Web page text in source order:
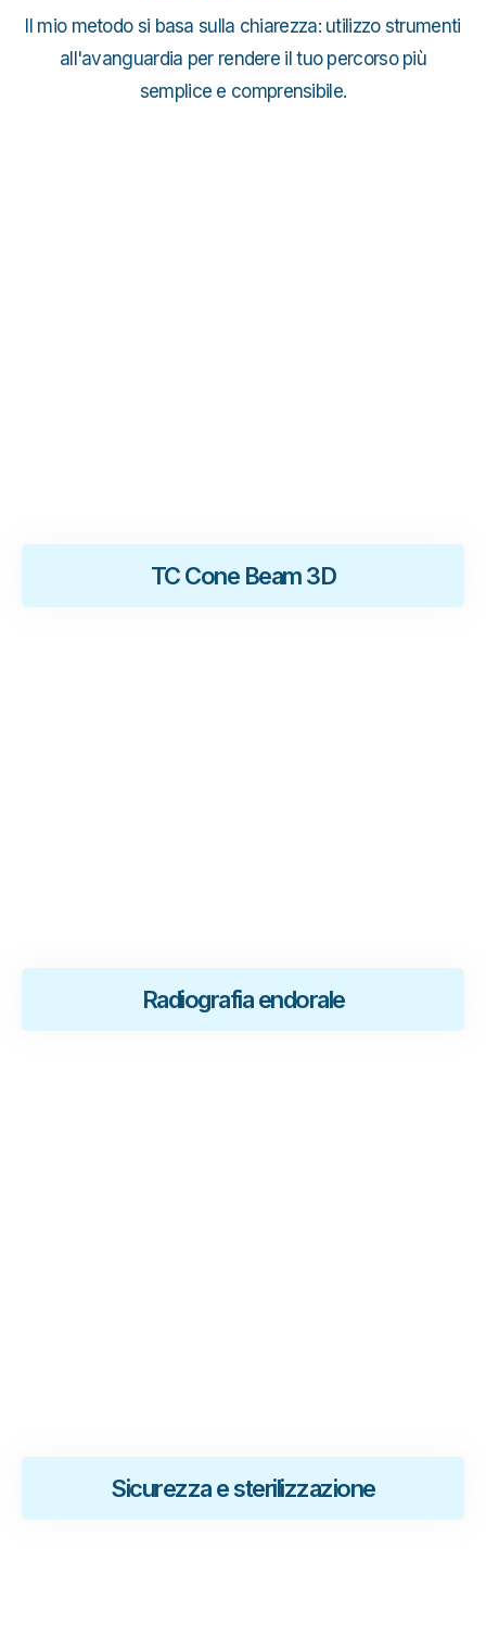
Il mio metodo si basa sulla chiarezza: utilizzo strumenti
all'avanguardia per rendere il tuo percorso più
semplice e comprensibile.
TC Cone Beam 3D
Radiografia endorale
Sicurezza e sterilizzazione